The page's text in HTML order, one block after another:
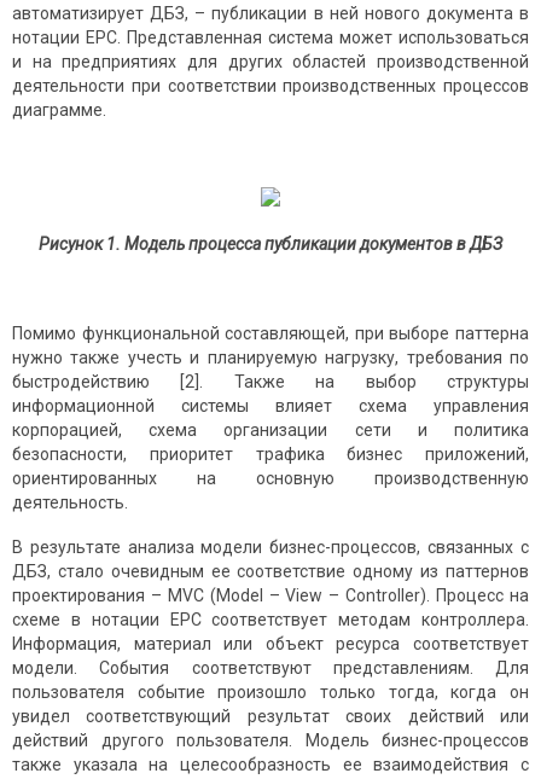
автоматизирует ДБЗ, – публикации в ней нового документа в
нотации EPC. Представленная система может использоваться
и на предприятиях для других областей производственной
деятельности при соответствии производственных процессов
диаграмме.
Рисунок 1. Модель процесса публикации документов в ДБЗ
Помимо функциональной составляющей, при выборе паттерна
нужно также учесть и планируемую нагрузку, требования по
быстродействию [2]. Также на выбор структуры
информационной системы влияет схема управления
корпорацией, схема организации сети и политика
безопасности, приоритет трафика бизнес приложений,
ориентированных на основную производственную
деятельность.
В результате анализа модели бизнес-процессов, связанных с
ДБЗ, стало очевидным ее соответствие одному из паттернов
проектирования – МVC (Model – View – Controller). Процесс на
схеме в нотации EPC соответствует методам контроллера.
Информация, материал или объект ресурса соответствует
модели. События соответствуют представлениям. Для
пользователя событие произошло только тогда, когда он
увидел соответствующий результат своих действий или
действий другого пользователя. Модель бизнес-процессов
также указала на целесообразность ее взаимодействия с